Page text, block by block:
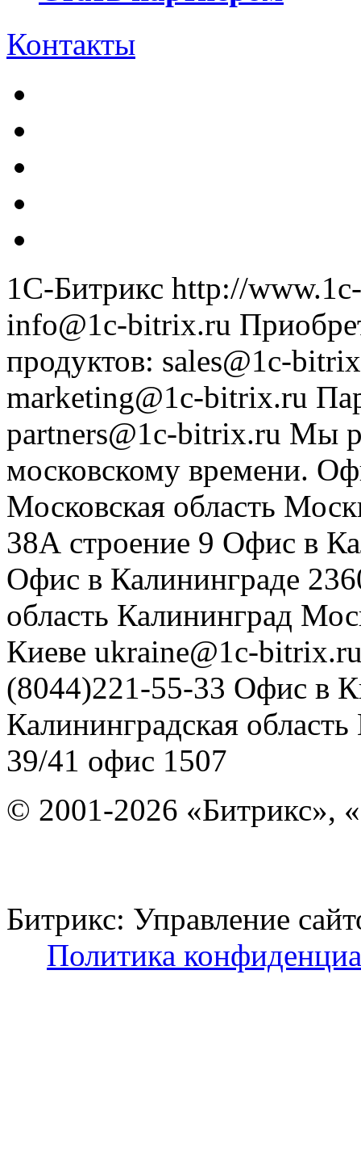
Контакты
1С-Битрикс http://
info@1c-bitrix.ru
продуктов: sales@1c-
marketing@1c-bitrix.ru
partners@1c-bitrix.ru Мы
московскому времени.
Московская область
38А строение 9 Офис в
Офис в Калининграде
область Калининград
Киеве ukraine@1c-
(8044)221-55-33 Офис в
Калининградская область
39/41 офис 1507
© 2001-2026 «Битрикс»,
Битрикс: Управление
Политика